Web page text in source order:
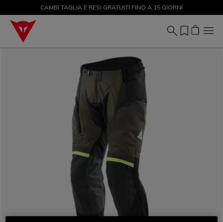
SALDI FINO AL 50% - ACQUISTA ORA
CAMBI TAGLIA E RESI GRATUITI FINO A 15 GIORNI